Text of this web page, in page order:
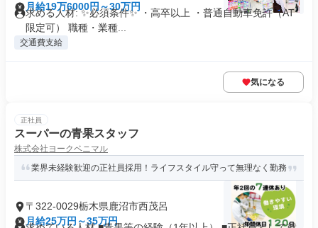
月給19万6000円～30万円
求める人材: ✨必須条件✨ ・高卒以上 ・普通自動車免許（AT
限定可） 職種・業種...
交通費支給
気になる
正社員
スーパーの青果スタッフ
株式会社ヨークベニマル
業界未経験歓迎の正社員採用！ライフスタイル守って無理なく勤務
〒322-0029栃木県鹿沼市西茂呂
月給25万円～35万円